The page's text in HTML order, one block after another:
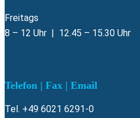
Freitags
8 – 12 Uhr | 12.45 – 15.30 Uhr
Telefon | Fax | Email
Tel. +49 6021 6291-0